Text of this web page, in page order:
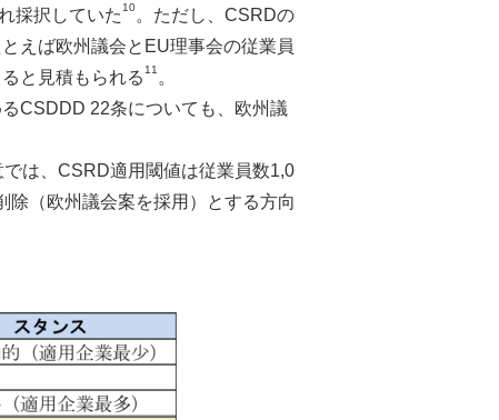
採択していた 10。ただし、CSRDの
えば欧州議会とEU理事会の従業員
と見積もられる 11 。
CSDDD 22条についても、欧州議
は、CSRD適用閾値は従業員数1,0
（欧州議会案を採用）とする方向